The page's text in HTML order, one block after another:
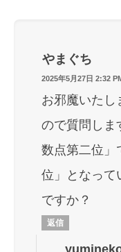
やまぐち
2025年5月27日 2:32
お邪魔いたし
ので質問しま
数点第二位」
位」となって
ですか？
返信